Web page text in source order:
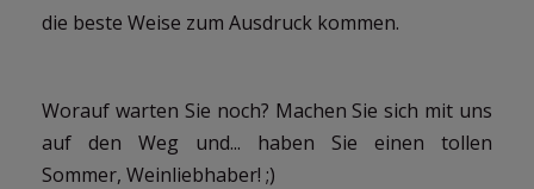
die beste Weise zum Ausdruck kommen.
Worauf warten Sie noch? Machen Sie sich mit uns
auf den Weg und... haben Sie einen tollen
Sommer, Weinliebhaber! ;)